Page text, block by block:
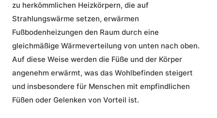
zu herkömmlichen Heizkörpern, die auf
Strahlungswärme setzen, erwärmen
Fußbodenheizungen den Raum durch eine
gleichmäßige Wärmeverteilung von unten nach oben.
Auf diese Weise werden die Füße und der Körper
angenehm erwärmt, was das Wohlbefinden steigert
und insbesondere für Menschen mit empfindlichen
Füßen oder Gelenken von Vorteil ist.